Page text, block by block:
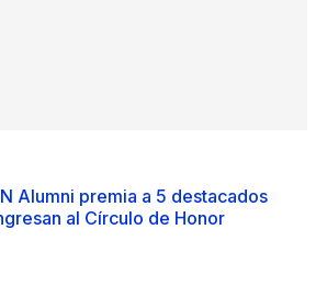
Alumni premia a 5 destacados
al Círculo de Honor